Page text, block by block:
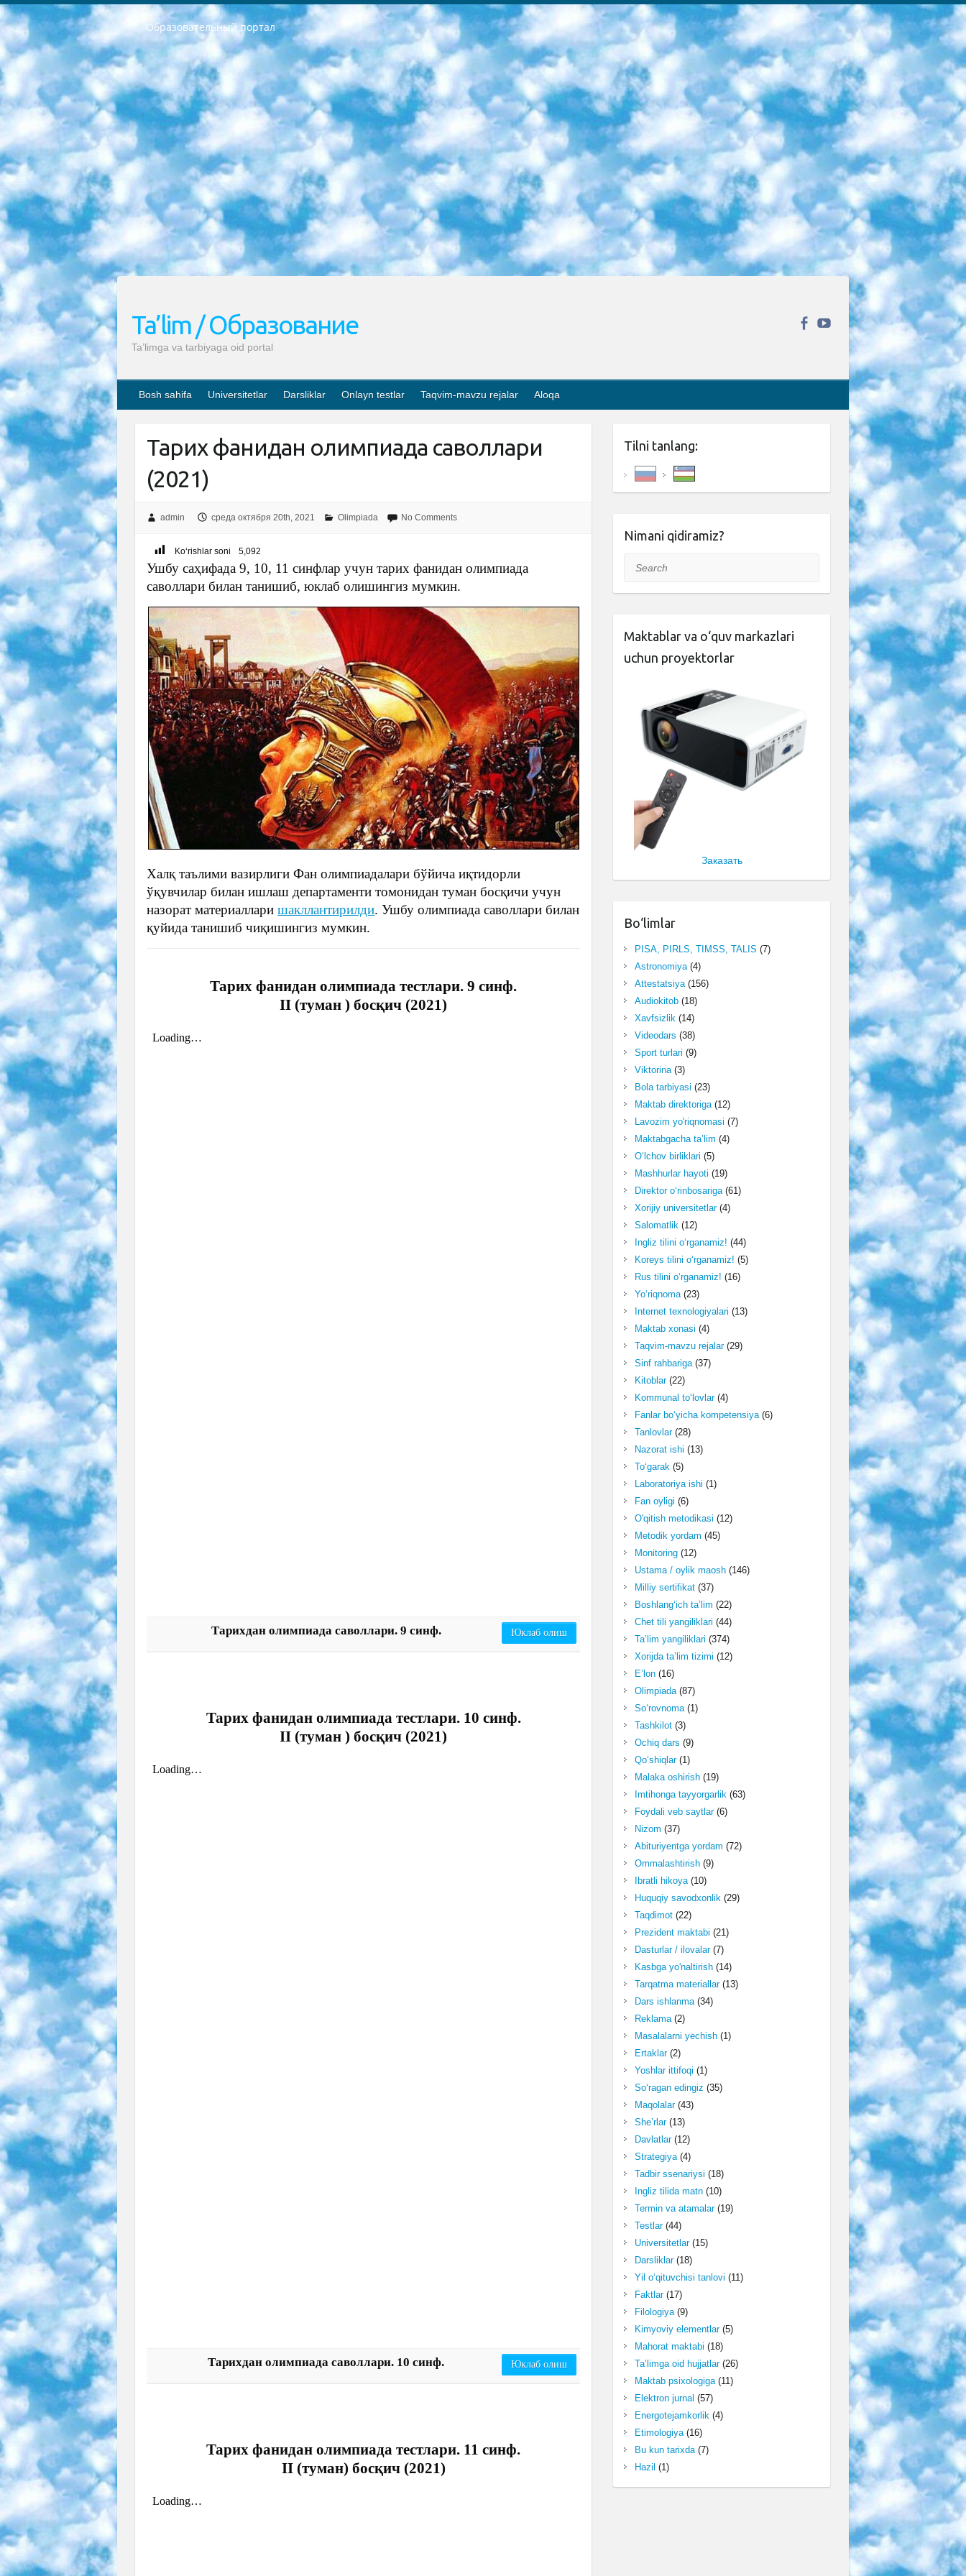
Образовательный портал
РЕСПУБЛИКА УЗБЕКИСТАН МИНИСТРЕРСТВО ДОШКОЛЬНОГО И ШКОЛЬНОГО ОБРАЗОВАНИЯ КОМАНДА в общеобразовательных учреждениях в 2023-2024 учебном году организация и проведение итоговой государственной аттестации обучающихся о Министра дошкольного и школьного образования Республики Узбекистан от 4 марта 2008 года (постановлением Минюста от 20 марта 2008 года № 1778 государственной регистрации) «Итоговое состояние учащихся общего среднего образования на основании положения об утверждении положения об аттестации общего среднего образования выпускной экзамен студентов в образовательных учреждениях в 2023-2024 учебном году В целях организации и прохождения аттестации приказываю: 1. Следующее: перечень предметов, по которым будет проводиться итоговая государственная аттестация и экзамен формы перевода согласно приложению 1; сертификаты международного образца, оценивающие уровень владения иностранными языками перечень согласно приложению 2; 2. Педагогический при специализированных образовательных учреждениях. научно-практический центр квалификации и международной оценки (Д.Давидова) 2024 г. До 25 марта: задания по предметам, по которым будет проводиться итоговая аттестация разработка и утверждение технических условий; итоговая аттестация на основании разработанного предметного задания разработка вопросов по предметам (устно и письменно), экзамен передача; общеобразовательные средние школы и специальные учебные заведения учащиеся выпускных классов школ и интернатов в агентской системе подготовка базы данных экзаменационных материалов и критериев оценки; перевод базы экзаменационных материалов на все языки обучения подать в Республиканский образовательный центр для изготовления; варианты экзаменов на основе разработанных контрольных материалов пусть будут поставлены задачи формирования. 3. Республиканский образовательный центр (Ш.Худайкулов) до 5 апреля 2024 года. до: база данных предоставленных экзаменационных материалов на все языки обучения перевод и экспертиза; для слепых, слабовидящих, глухих, слабослышащих и умственно отсталых детей учащиеся выпускных классов специализированных школ и школ-интернатов база данных экзаменационных материалов на всех преподаваемых языках подготовка критериев оценки; специализированные школы для умственно отсталых детей и технологии для учащихся выпускных классов школ-интернатов разработка соответствующих рекомендаций и критериев проведения ЕГЭ по естествознанию давать задания. 4. Педагогический при специализированных образовательных учреждениях. Научно-практический центр навыков и международной оценки (Д.Давидова), Республика образовательный центр (Худайкулов Ш.) итоговый государственный аттестационный экзамен ориентирован на творческое и логическое мышление при подготовке базы материалов учитывать введение заданий. 5. Следует отметить, что: сертификат государственного образца о знании общеобразовательного предмета и как минимум национальный уровень B1 по предметам на иностранных языках, указанным в Приложении 2. или международно признанный сертификат эквивалентного уровня студенты, изучающие определенный предмет, освобождаются от экзамена; по соответствующим предметам запланирована итоговая государственная аттестация за день до дня, путем жеребьевки Рабочей группой (в письменной форме по предметам, проводимым в форме) из числа сформированных вариантов выбрано 2 варианта; 2 выбранных варианта экзамена анонсированы на официальном сайте министерства и все выпускники по всей стране на основе этих вариантов проводит итоговую государственную аттестацию. 6. Государственное образование учащихся средних общеобразовательных учреждений. знания в соответствии с квалификационными требованиями, которые необходимо приобрести на основании стандартов итоговый (выпускной) контроль для 9 и 11 классов в целях тестирования Экзамены (далее – экзамены) состоят из предметов, перечисленных в приложении 1. будет сделано. 7. Экзамены пройдут с 26 мая по 15 июня 2024 г. (кроме науки физического воспитания). 8. Физическая для учащихся 9 классов общесредних образовательных учреждений. Экзамены по предмету «Образование, квалификация медицина» 1-6 мая 2024 года. сотрудники перевести под присмотр (с отклонениями в физическом или умственном развитии) специализированная школа для детей, школы-интернаты и со сколиозом школы-интернаты санаторного типа для больных детей исключены). 9. Он был слепым, слабовидящим и имел нарушения опорно-двигательного аппарата. экзамены в специализированных школах и интернатах для детей должны проводиться исходя из требований, предъявляемых к общеобразовательным учреждениям (физкультура кроме науки). 10. Специализированная школа для глухих и слабослышащих детей. и экзамены в интернатах и быть реализован в виде письменного теста по математике. 11. Специальность для умственно отсталых детей. Для 9 класса Родной язык и литературное письмо Государственный язык (язык обучения – узбекский). для неклассов) написано Математическое письмо Письменная/устная история Узбекистана Физическое воспитание практично Итоговый контроль Для 11 класса Написание родного языка и литературы (эссе) Математическое письмо Узбекский язык (обучение на узбекском языке) не посещающее общее среднее образование для учреждений)/Образовательное учреждение выбор письменный и устный Иностранный язык письменный/устный Письменная/устная история Узбекистана *По выбору студента:  Химия  Физика  Основы государственного права  География 10 бесплатных образовательных ресурсов - Мы составили подборку онлайн-проектов с интерактивными упражнениями, видеолекциями и статьями. Они помогут вам обрести новые и освежить старые знания бесплатно. 1. «ИНТУИТ» Старейшая образовательная площадка Рунета. Здесь вы найдёте сотни текстовых и видеокурсов на десятки различных тем — от программирования до психологии. Многие курсы подготовлены российскими университетами и крупными международными компаниями вроде Intel и Microsoft. Самостоятельное обучение бесплатное, но желающие могут оплатить услуги персональных наставников. 2. «Смартия» знакомит с актуальными профессиями и подсказывает, как им обучаться. Выбрав заинтересовавшую вас специальность — SMM-специалист, фотограф, веб-дизайнер или другую, — увидите список необходимых для неё умений. Чтобы вы могли освоить их самостоятельно, для каждого умения площадка отображает подборку ссылок на учебные материалы. Хотя «Смартия» ориентируется на русскоязычную аудиторию, часть контента всё же доступна только на английском. 3. «Лекторий Физтеха» Проект Московского физико-технического института (Физтеха). С его помощью вы можете смотреть онлайн серии лекций, записанные на видео в этом вузе. В числе доступных предметов — физика, биология, химия, информационные технологии и другие. К некоторым лекциям администрация ресурса прилагает готовые конспекты, которые можно скачивать в PDF-формате. 4. ITMOcourses Онлайн-площадка Санкт-Петербургского национального исследовательского университета информационных технологий, механики и оптики (ИТМО). Ресурс предоставляет свободный доступ к курсам, разработанным в этом вузе. Каталог материалов разбит на четыре категории: «Оптические системы и технологии», «Приборостроение и робототехника», «Информационные технологии» и «Биотехнологии». Курсы состоят из видеолекций, интерактивных демонстраций и заданий. 5. «КиберЛенинка» Электронная научная библиотека открытого доступа. Каталог площадки регулярно обрастает текстами статей из различных научных изданий. Сгруппированные по журналам и рубрикам публикации можно читать онлайн или скачивать целиком в PDF-формате. Проект нацелен на популяризацию науки за счёт открытого доступа к качественной информации. 6. «ПостНаука» На этом ресурсе публикуют подборки видеолекций, составленные экспертами из разных отраслей и объединённые общими темами. Среди них, к примеру, есть серии «Биоинформатика и геномика», «Культура средневековой Скандинавии» и Cinema Studies о теории кино. Каждая подборка лекций — логически связанная история, рассказанная экспертом от первого лица. Кроме того, на сайте появляются научно-образовательные статьи и тесты на разные темы. 7. «Newочём» Команда проекта «Newочём» отбирает самые интересные тексты из англоязычных СМИ и переводит те из них, за которые голосуют участники сообщества «ВКонтакте». По большей части это научно-популярные статьи. Редакторы придумывают лишь заголовки, в остальном содержание переводов соответствует оригиналам. Полные тексты можно читать прямо в социальной сети. 8. InternetUrok Онлайн-база материалов по основным дисциплинам школьной программы. Информация на сайте структурирована по классам, предметам и темам (урокам). Каждый урок состоит из видеолекций и конспектов. Есть также интерактивные тренажёры и тесты для закрепления пройденного материала. Даже если вы давно окончили школу, возможность повторить программу старших классов всегда может пригодиться. 9. Edutainme Ещё один ресурс об образовании. В отличие от Newtonew, как мне кажется, Edutainme больше ориентируется на представителей индустрии: педагогов, предпринимателей, разработчиков образовательных проектов. Но и любой, кто просто стремится к саморазвитию, найдёт на сайте много полезного и интересного для себя. Например, информацию о новых курсах и образовательных сервисах. 10. Newtonew Онлайн-медиа об образовании и обучении в широком смысле. Авторы Newtonew пишут об инструментах, заведениях, тактиках и стратегиях, которые помогают учить других и получать новые знания самостоятельно. На этой площадке вы найдёте новости, обзоры, аналитические мат
Ta’lim / Образование
Ta’limga va tarbiyaga oid portal
Bosh sahifa Universitetlar Darsliklar Onlayn testlar Taqvim-mavzu rejalar Aloqa
Тарих фанидан олимпиада саволлари
(2021)
admin среда октября 20th, 2021 Olimpiada No Comments
Ko‘rishlar soni 5,092
Ушбу саҳифада 9, 10, 11 синфлар учун тарих фанидан олимпиада
саволлари билан танишиб, юклаб олишингиз мумкин.
Халқ таълими вазирлиги Фан олимпиадалари бўйича иқтидорли
ўқувчилар билан ишлаш департаменти томонидан туман босқичи учун
назорат материалларишакллантирилди. Ушбу олимпиада саволлари билан
қуйида танишиб чиқишингиз мумкин.
Тарих фанидан олимпиада тестлари. 9 синф.
II (туман ) босқич (2021)
Тарихдан олимпиада саволлари. 9 синф. Юклаб олиш
Тарих фанидан олимпиада тестлари. 10 синф.
II (туман ) босқич (2021)
Тарихдан олимпиада саволлари. 10 синф. Юклаб олиш
Тарих фанидан олимпиада тестлари. 11 синф.
II (туман) босқич (2021)
Tilni tanlang:
Nimani qidiramiz?
Search
Maktablar va o‘quv markazlari
uchun proyektorlar
Заказать
Bo‘limlar
PISA, PIRLS, TIMSS, TALIS (7)
Astronomiya(4)
Attestatsiya(156)
Audiokitob(18)
Xavfsizlik(14)
Videodars (38)
Sport turlari (9)
Viktorina(3)
Bola tarbiyasi (23)
Maktab direktoriga(12)
Lavozim yo'riqnomasi (7)
Maktabgacha ta’lim (4)
O‘lchov birliklari (5)
Mashhurlar hayoti (19)
Direktor o‘rinbosariga(61)
Xorijiy universitetlar(4)
Salomatlik(12)
Ingliz tilini o‘rganamiz! (44)
Koreys tilini o‘rganamiz! (5)
Rus tilini o‘rganamiz! (16)
Yo‘riqnoma(23)
Internet texnologiyalari (13)
Maktab xonasi (4)
Taqvim-mavzu rejalar(29)
Sinf rahbariga(37)
Kitoblar(22)
Kommunal to‘lovlar(4)
Fanlar bo‘yicha kompetensiya(6)
Tanlovlar(28)
Nazorat ishi (13)
To‘garak(5)
Laboratoriya ishi (1)
Fan oyligi (6)
O'qitish metodikasi (12)
Metodik yordam (45)
Monitoring(12)
Ustama / oylik maosh(146)
Milliy sertifikat(37)
Boshlang‘ich ta’lim (22)
Chet tili yangiliklari (44)
Ta’lim yangiliklari (374)
Xorijda ta’lim tizimi (12)
E’lon(16)
Olimpiada(87)
So‘rovnoma(1)
Tashkilot(3)
Ochiq dars (9)
Qo‘shiqlar(1)
Malaka oshirish(19)
Imtihonga tayyorgarlik(63)
Foydali veb saytlar(6)
Nizom (37)
Abituriyentga yordam (72)
Ommalashtirish(9)
Ibratli hikoya(10)
Huquqiy savodxonlik(29)
Taqdimot(22)
Prezident maktabi (21)
Dasturlar / ilovalar(7)
Kasbga yo'naltirish(14)
Tarqatma materiallar(13)
Dars ishlanma(34)
Reklama(2)
Masalalarni yechish(1)
Ertaklar(2)
Yoshlar ittifoqi (1)
So‘ragan edingiz (35)
Maqolalar(43)
She’rlar(13)
Davlatlar(12)
Strategiya(4)
Tadbir ssenariysi (18)
Ingliz tilida matn(10)
Termin va atamalar(19)
Testlar(44)
Universitetlar(15)
Darsliklar(18)
Yil o‘qituvchisi tanlovi (11)
Faktlar(17)
Filologiya(9)
Kimyoviy elementlar(5)
Mahorat maktabi (18)
Ta’limga oid hujjatlar(26)
Maktab psixologiga(11)
Elektron jurnal (57)
Energotejamkorlik(4)
Etimologiya(16)
Bu kun tarixda(7)
Hazil (1)